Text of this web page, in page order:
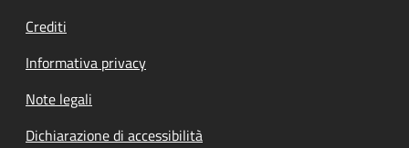
Crediti
Informativa privacy
Note legali
Dichiarazione di accessibilità